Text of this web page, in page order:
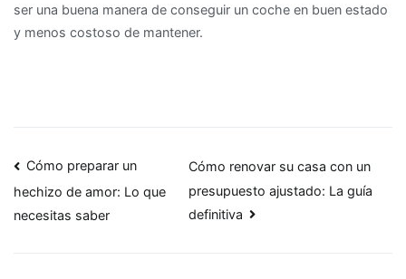
ser una buena manera de conseguir un coche en buen estado
y menos costoso de mantener.
Navegación
de
Cómo preparar un
hechizo de amor: Lo que
necesitas saber
Cómo renovar su casa con un
presupuesto ajustado: La guía
definitiva